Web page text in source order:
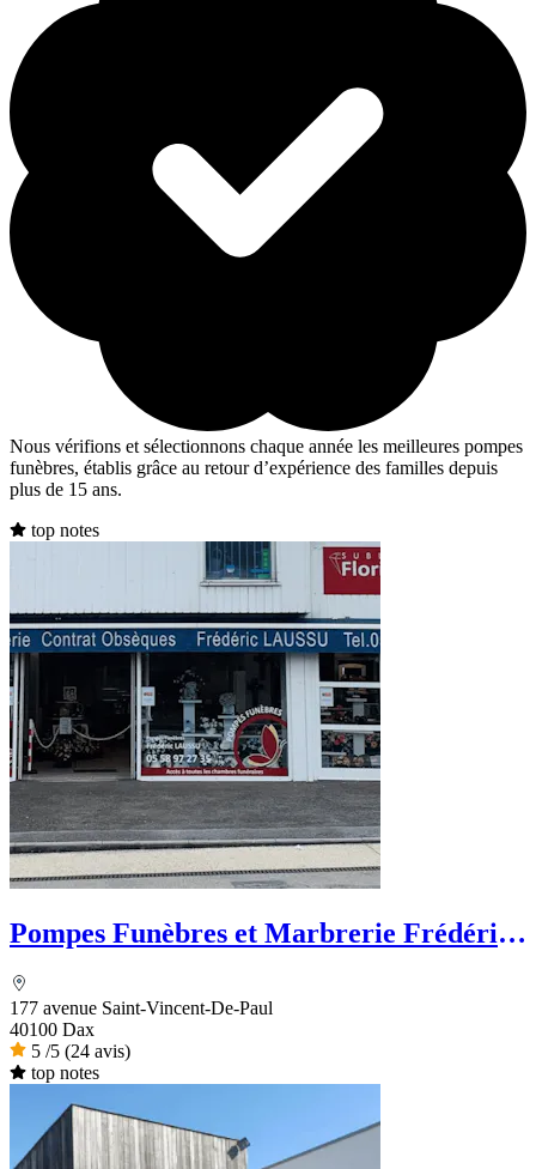
Nous vérifions et sélectionnons chaque année les meilleures pompes
funèbres, établis grâce au retour d’expérience des familles depuis
plus de 15 ans.
top notes
Pompes Funèbres et Marbrerie Frédéric
177 avenue Saint-Vincent-De-Paul
40100 Dax
5 /5 (24 avis)
top notes